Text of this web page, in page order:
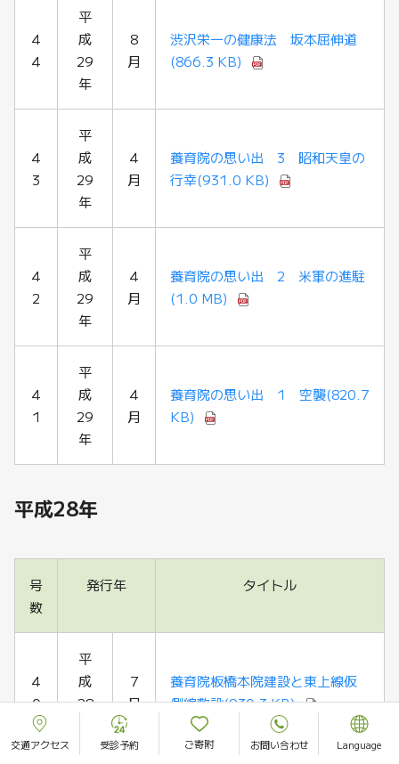
4
4
平
成
29
年
8
月
渋沢栄一の健康法 坂本屈伸道
(866.3 KB)
4
3
平
成
29
年
4
月
養育院の思い出 3 昭和天皇の
行幸(931.0 KB)
4
2
平
成
29
年
4
月
養育院の思い出 2 米軍の進駐
(1.0 MB)
4
1
平
成
29
年
4
月
養育院の思い出 1 空襲(820.7
KB)
平成28年
号
数
発行年 タイトル
4
0
平
成
28
7
月
養育院板橋本院建設と東上線仮
側線敷設(930.3 KB)
交通アクセス 受診予約 ご寄附 お問い合わせ Language